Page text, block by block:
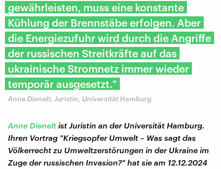
gewährleisten, muss eine konstante
Kühlung der Brennstäbe erfolgen. Aber
die Energiezufuhr wird durch die Angriffe
der russischen Streitkräfte auf das
ukrainische Stromnetz immer wieder
temporär ausgesetzt."
Anne Dienelt, Juristin, Universität Hamburg
Anne Dienelt ist Juristin an der Universität Hamburg.
Ihren Vortrag "Kriegsopfer Umwelt – Was sagt das
Völkerrecht zu Umweltzerstörungen in der Ukraine im
Zuge der russischen Invasion?" hat sie am 12.12.2024